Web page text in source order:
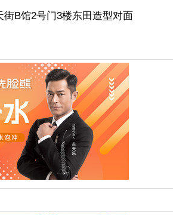
街B馆2号门3楼东田造型对面